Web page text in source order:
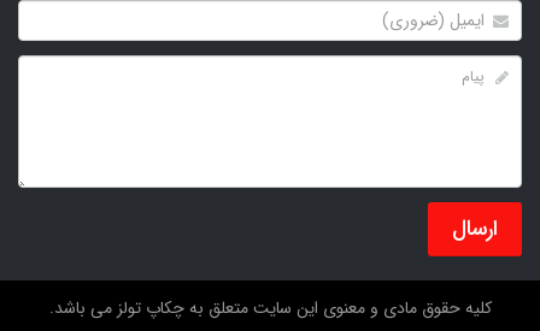
ارسال
کلیه حقوق مادی و معنوی این سایت متعلق به چکاپ تولز می باشد.